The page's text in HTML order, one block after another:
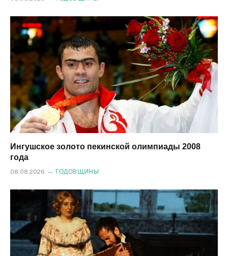
Ингушское золото пекинской олимпиады 2008
года
08.08.2026 ГОДОВЩИНЫ